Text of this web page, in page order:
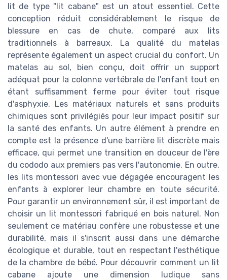
lit de type "lit cabane" est un atout essentiel. Cette
conception réduit considérablement le risque de
blessure en cas de chute, comparé aux lits
traditionnels à barreaux. La qualité du matelas
représente également un aspect crucial du confort. Un
matelas au sol, bien conçu, doit offrir un support
adéquat pour la colonne vertébrale de l'enfant tout en
étant suffisamment ferme pour éviter tout risque
d'asphyxie. Les matériaux naturels et sans produits
chimiques sont privilégiés pour leur impact positif sur
la santé des enfants. Un autre élément à prendre en
compte est la présence d'une barrière lit discrète mais
efficace, qui permet une transition en douceur de l'ère
du cododo aux premiers pas vers l'autonomie. En outre,
les lits montessori avec vue dégagée encouragent les
enfants à explorer leur chambre en toute sécurité.
Pour garantir un environnement sûr, il est important de
choisir un lit montessori fabriqué en bois naturel. Non
seulement ce matériau confère une robustesse et une
durabilité, mais il s'inscrit aussi dans une démarche
écologique et durable, tout en respectant l'esthétique
de la chambre de bébé. Pour découvrir comment un lit
cabane ajoute une dimension ludique sans